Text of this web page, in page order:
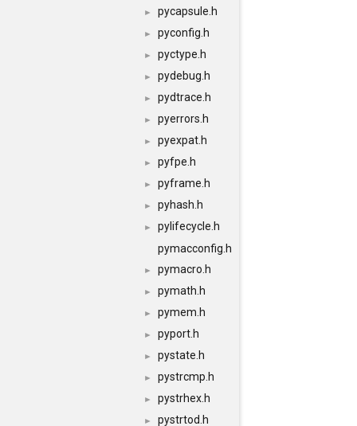
► pycapsule.h
► pyconfig.h
► pyctype.h
► pydebug.h
► pydtrace.h
► pyerrors.h
► pyexpat.h
► pyfpe.h
► pyframe.h
► pyhash.h
►
pylifecycle.h
pymacconfig.h
► pymacro.h
► pymath.h
► pymem.h
► pyport.h
► pystate.h
► pystrcmp.h
► pystrhex.h
► pystrtod.h